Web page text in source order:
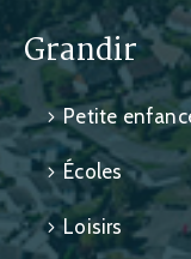
Grandir
Petite
Écoles
Loisirs